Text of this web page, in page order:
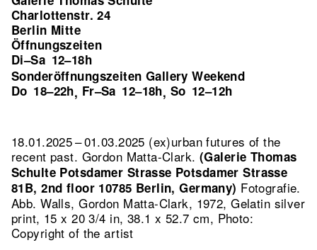
Charlottenstr. 24
Berlin Mitte
Öffnungszeiten
Di–Sa 12–18h
Sonderöffnungszeiten Gallery Weekend
Do 18–22h, Fr–Sa 12–18h, So 12–12h
18.01.2025 – 01.03.2025 (ex)urban futures of the
recent past. Gordon Matta-Clark.(Galerie Thomas
Schulte Potsdamer Strasse Potsdamer Strasse
81B, 2nd floor 10785 Berlin, Germany) Fotografie.
Abb. Walls, Gordon Matta-Clark, 1972, Gelatin silver
print, 15 x 20 3/4 in, 38.1 x 52.7 cm, Photo:
Copyright of the artist